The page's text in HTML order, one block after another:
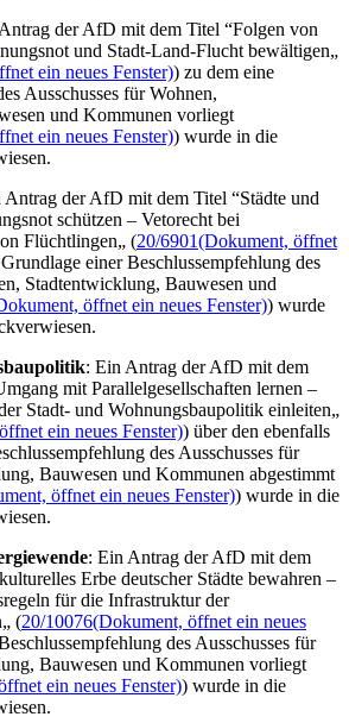
der AfD mit dem Titel “Folgen von
und Stadt-Land-Flucht bewältigen„
ein neues Fenster)) zu dem eine
Ausschusses für Wohnen,
und Kommunen vorliegt
ein neues Fenster)) wurde in die
Antrag der AfD mit dem Titel “Städte und
schützen – Vetorecht bei
Flüchtlingen„ (20/6901(Dokument, öffnet
einer Beschlussempfehlung des
Stadtentwicklung, Bauwesen und
öffnet ein neues Fenster)) wurde
: Ein Antrag der AfD mit dem
mit Parallelgesellschaften lernen –
Stadt- und Wohnungsbaupolitik einleiten„
ein neues Fenster)) über den ebenfalls
des Ausschusses für
Bauwesen und Kommunen abgestimmt
öffnet ein neues Fenster)) wurde in die
: Ein Antrag der AfD mit dem
Erbe deutscher Städte bewahren –
für die Infrastruktur der
(20/10076(Dokument, öffnet ein neues
des Ausschusses für
Bauwesen und Kommunen vorliegt
ein neues Fenster)) wurde in die